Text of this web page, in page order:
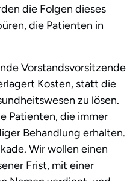
die Folgen dieses
die Patienten in
Vorstandsvorsitzende
Kosten, statt die
zu lösen.
Patienten, die immer
Behandlung erhalten.
Wir wollen einen
Frist, mit einer